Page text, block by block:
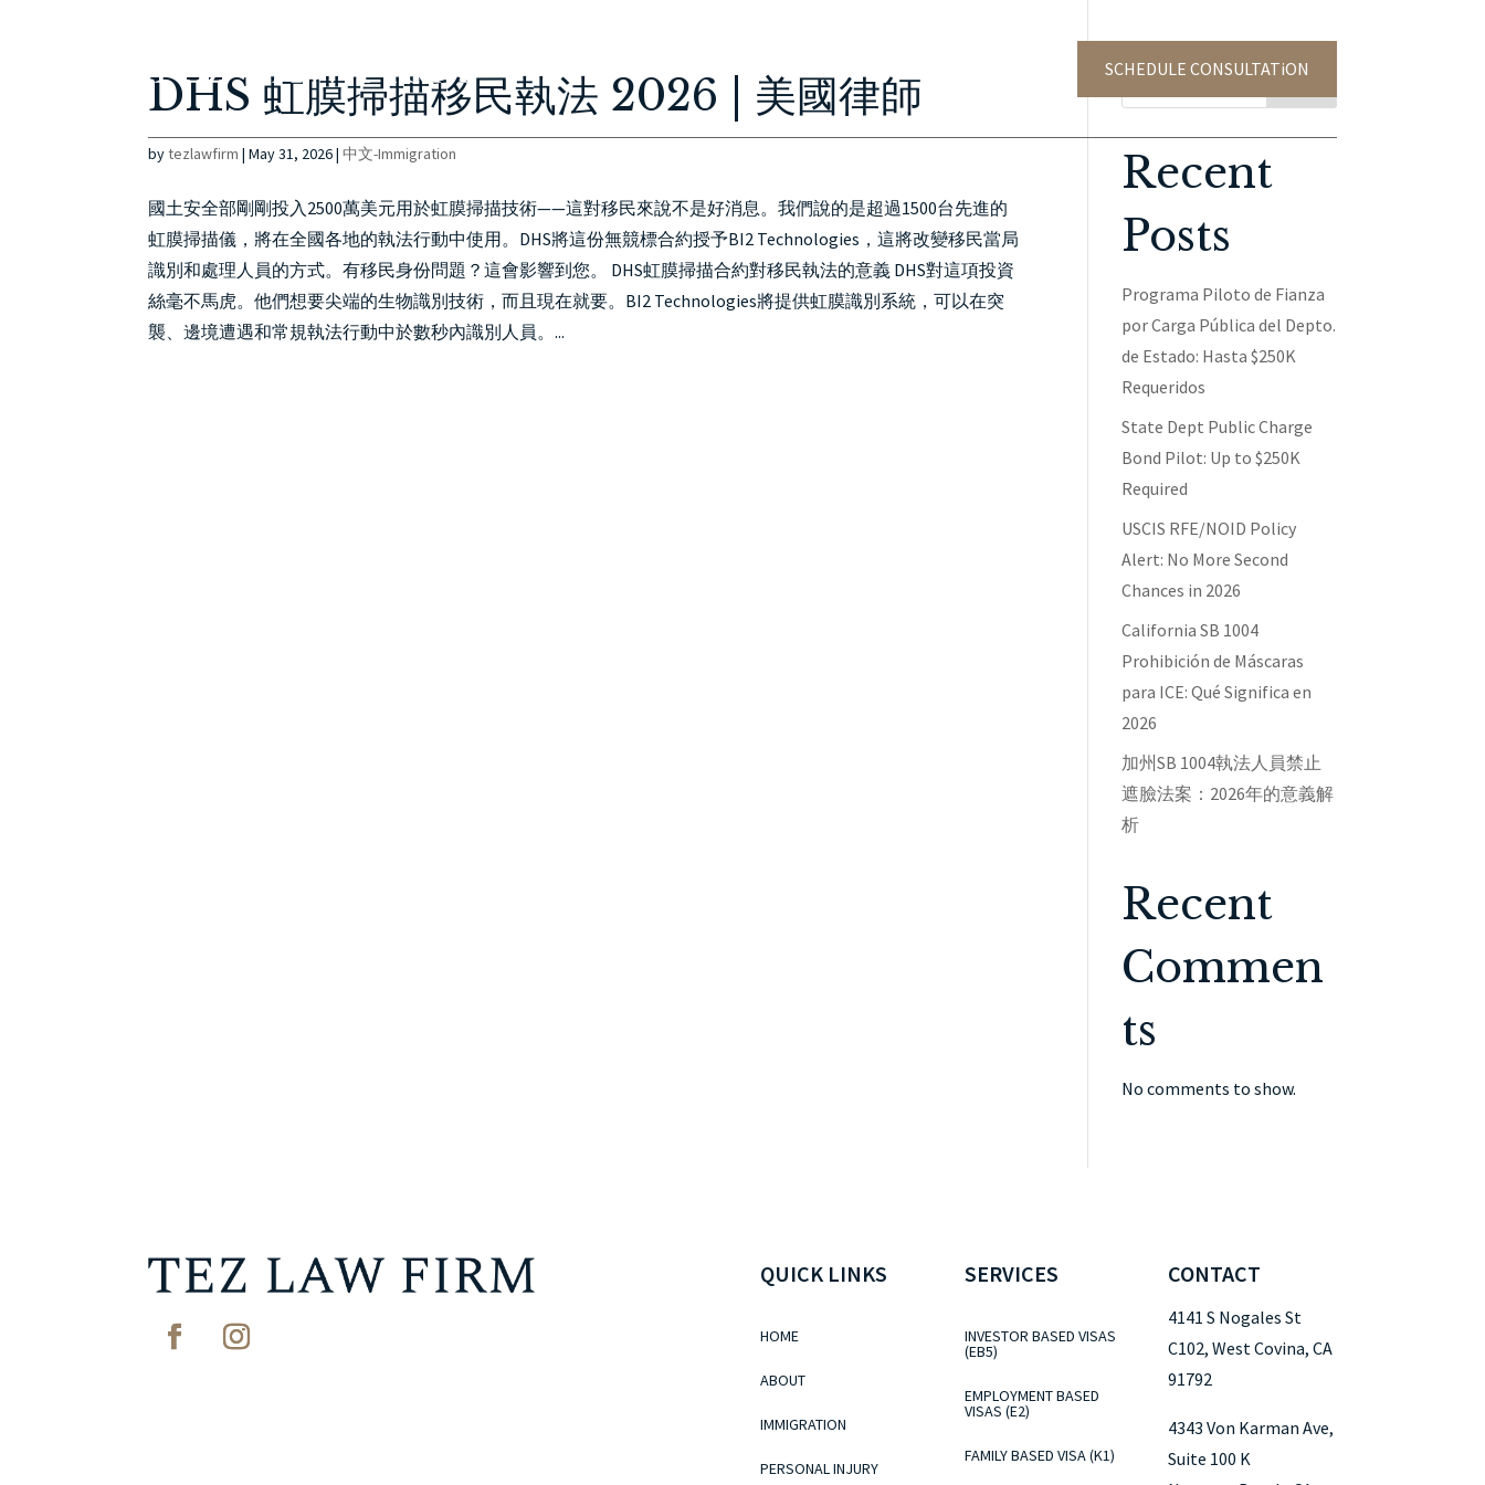
SCHEDULE CONSULTATiON
DHS 虹膜掃描移民執法 2026 | 美國律師
bytezlawfirm |May 31, 2026|中文-Immigration
國土安全部剛剛投入2500萬美元用於虹膜掃描技術——這對移民來說不是好消息。我們說的是超過1500台先進的
虹膜掃描儀，將在全國各地的執法行動中使用。DHS將這份無競標合約授予BI2 Technologies，這將改變移民當局
識別和處理人員的方式。有移民身份問題？這會影響到您。 DHS虹膜掃描合約對移民執法的意義 DHS對這項投資
絲毫不馬虎。他們想要尖端的生物識別技術，而且現在就要。BI2 Technologies將提供虹膜識別系統，可以在突
襲、邊境遭遇和常規執法行動中於數秒內識別人員。...
Recent
Posts
Programa Piloto de Fianza
por Carga Pública del Depto.
de Estado: Hasta $250K
Requeridos
State Dept Public Charge
Bond Pilot: Up to $250K
Required
USCIS RFE/NOID Policy
Alert: No More Second
Chances in 2026
California SB 1004
Prohibición de Máscaras
para ICE: Qué Significa en
2026
加州SB 1004執法人員禁止
遮臉法案：2026年的意義解
析
Recent
Commen
ts
No comments to show.
QUICK LINKS
HOME
ABOUT
IMMIGRATION
PERSONAL INJURY
SERVICES
INVESTOR BASED VISAS
(EB5)
EMPLOYMENT BASED
VISAS (E2)
FAMILY BASED VISA (K1)
CONTACT
4141 S Nogales St
C102, West Covina, CA
91792
4343 Von Karman Ave,
Suite 100 K